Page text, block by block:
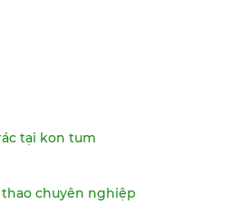
tại kon tum
thao chuyên nghiệp